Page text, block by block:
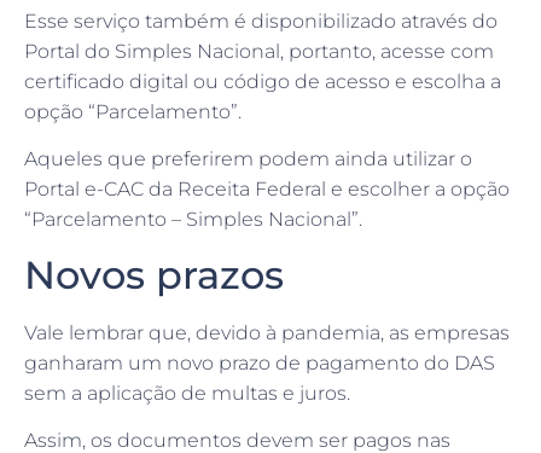
Esse serviço também é disponibilizado através do
Portal do Simples Nacional, portanto, acesse com
certificado digital ou código de acesso e escolha a
opção “Parcelamento”.
Aqueles que preferirem podem ainda utilizar o
Portal e-CAC da Receita Federal e escolher a opção
“Parcelamento – Simples Nacional”.
Novos prazos
Vale lembrar que, devido à pandemia, as empresas
ganharam um novo prazo de pagamento do DAS
sem a aplicação de multas e juros.
Assim, os documentos devem ser pagos nas